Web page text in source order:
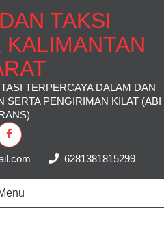
TAKSI
TERPERCAYA DALAM DAN
SERTA PENGIRIMAN KILAT (ABI
6281381815299